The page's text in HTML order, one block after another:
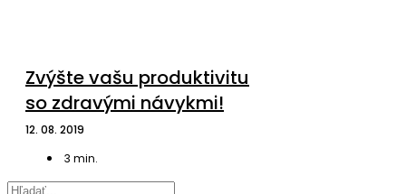
Zvýšte vašu produktivitu
so zdravými návykmi!
12. 08. 2019
3 min.